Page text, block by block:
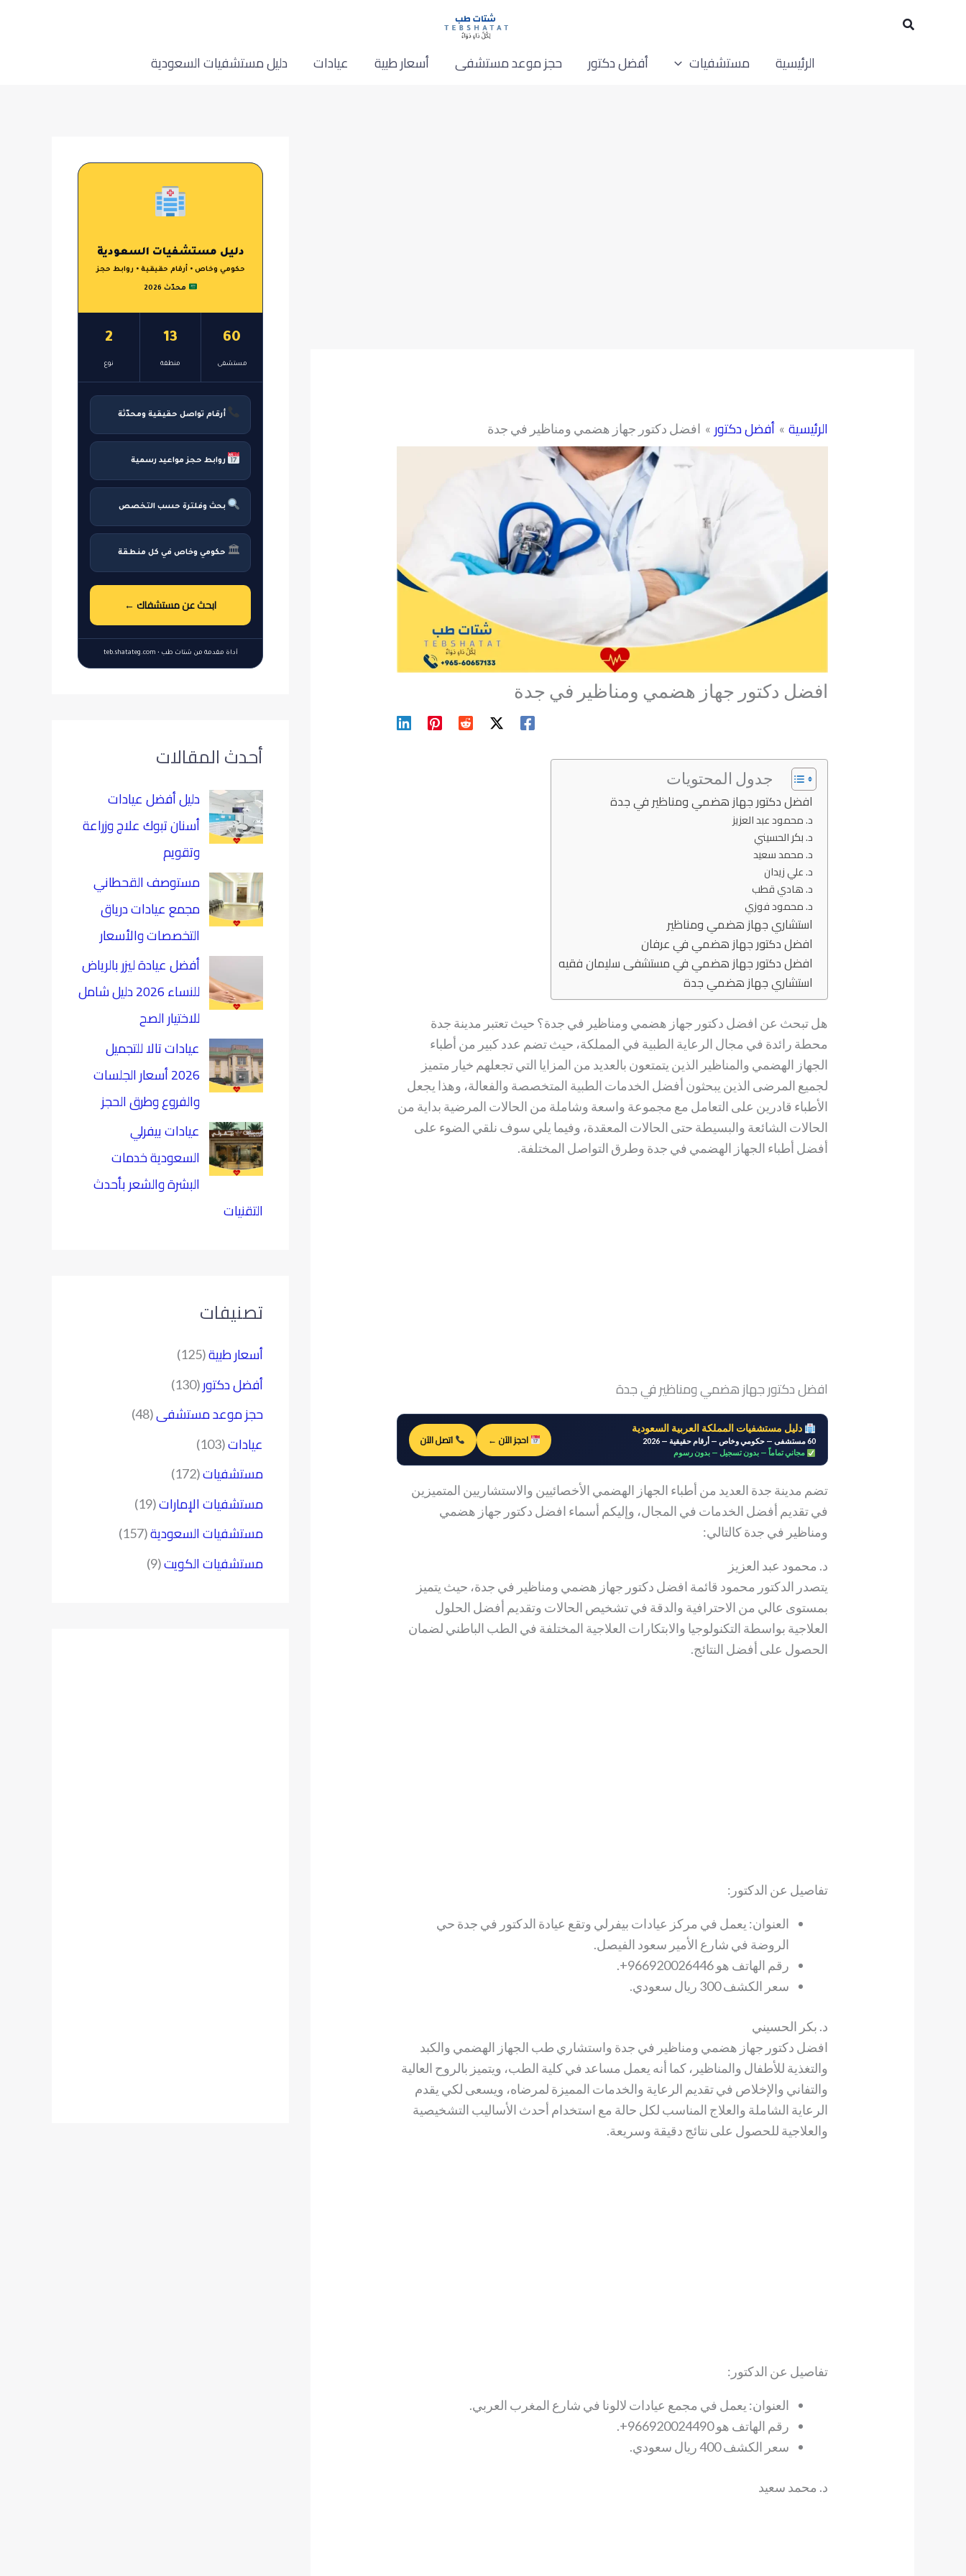
البحث
الرئيسية
مستشفيات أفضل دكتور حجز موعد مستشفى أسعار طبية عيادات دليل مستشفيات السعودية
الرئيسية أفضل دكتور افضل دكتور جهاز هضمي ومناظير في جدة
افضل دكتور جهاز هضمي ومناظير في جدة
جدول المحتويات
افضل دكتور جهاز هضمي ومناظير في جدة
د. محمود عبد العزيز
د. بكر الحسيني
د. محمد سعيد
د. علي زيدان
د. هادي قطب
د. محمود فوزي
استشاري جهاز هضمي ومناظير
افضل دكتور جهاز هضمي في عرفان
افضل دكتور جهاز هضمي في مستشفى سليمان فقيه
استشاري جهاز هضمي جدة
هل تبحث عن افضل دكتور جهاز هضمي ومناظير في جدة؟ حيث تعتبر مدينة جدة
محطة رائدة في مجال الرعاية الطبية في المملكة، حيث تضم عدد كبير من أطباء
الجهاز الهضمي والمناظير الذين يتمتعون بالعديد من المزايا التي تجعلهم خيار متميز
لجميع المرضى الذين يبحثون أفضل الخدمات الطبية المتخصصة والفعالة، وهذا يجعل
الأطباء قادرين على التعامل مع مجموعة واسعة وشاملة من الحالات المرضية بداية من
الحالات الشائعة والبسيطة حتى الحالات المعقدة، وفيما يلي سوف نلقي الضوء على
أفضل أطباء الجهاز الهضمي في جدة وطرق التواصل المختلفة.
افضل دكتور جهاز هضمي ومناظير في جدة
دليل مستشفيات المملكة العربية السعودية
60 مستشفى — حكومي وخاص — أرقام حقيقية — 2026
مجاني تماماً — بدون تسجيل — بدون رسوم
احجز الآن ← اتصل الآن
تضم مدينة جدة العديد من أطباء الجهاز الهضمي الأخصائيين والاستشاريين المتميزين
في تقديم أفضل الخدمات في المجال، وإليكم أسماء افضل دكتور جهاز هضمي
ومناظير في جدة كالتالي:
د. محمود عبد العزيز
يتصدر الدكتور محمود قائمة افضل دكتور جهاز هضمي ومناظير في جدة، حيث يتميز
بمستوى عالي من الاحترافية والدقة في تشخيص الحالات وتقديم أفضل الحلول
العلاجية بواسطة التكنولوجيا والابتكارات العلاجية المختلفة في الطب الباطني لضمان
الحصول على أفضل النتائج.
تفاصيل عن الدكتور:
العنوان: يعمل في مركز عيادات بيفرلي وتقع عيادة الدكتور في جدة حي
الروضة في شارع الأمير سعود الفيصل.
رقم الهاتف هو 966920026446+.
سعر الكشف 300 ريال سعودي.
د. بكر الحسيني
افضل دكتور جهاز هضمي ومناظير في جدة واستشاري طب الجهاز الهضمي والكبد
والتغذية للأطفال والمناظير، كما أنه يعمل مساعد في كلية الطب، ويتميز بالروح العالية
والتفاني والإخلاص في تقديم الرعاية والخدمات المميزة لمرضاه، ويسعى لكي يقدم
الرعاية الشاملة والعلاج المناسب لكل حالة مع استخدام أحدث الأساليب التشخيصية
والعلاجية للحصول على نتائج دقيقة وسريعة.
تفاصيل عن الدكتور:
العنوان: يعمل في مجمع عيادات لالونا في شارع المغرب العربي.
رقم الهاتف هو 966920024490+.
سعر الكشف 400 ريال سعودي.
د. محمد سعيد
دليل مستشفيات السعودية
حكومي وخاص • أرقام حقيقية • روابط حجز
محدّث 2026
60
مستشفى
13
منطقة
2
نوع
أرقام تواصل حقيقية ومحدّثة
روابط حجز مواعيد رسمية
بحث وفلترة حسب التخصص
🏛 حكومي وخاص في كل منطقة
ابحث عن مستشفاك ←
أداة مقدمة من شتات طب • teb.shatateg.com
أحدث المقالات
دليل أفضل عيادات
أسنان تبوك علاج وزراعة
وتقويم
مستوصف القحطاني
مجمع عيادات درياق
التخصصات والأسعار
أفضل عيادة ليزر بالرياض
للنساء 2026 دليل شامل
للاختيار الصح
عيادات تالا للتجميل
2026 أسعار الجلسات
والفروع وطرق الحجز
عيادات بيفرلي
السعودية خدمات
البشرة والشعر بأحدث
التقنيات
تصنيفات
أسعار طبية(125)
أفضل دكتور(130)
حجز موعد مستشفى(48)
عيادات(103)
مستشفيات(172)
مستشفيات الإمارات(19)
مستشفيات السعودية(157)
مستشفيات الكويت(9)